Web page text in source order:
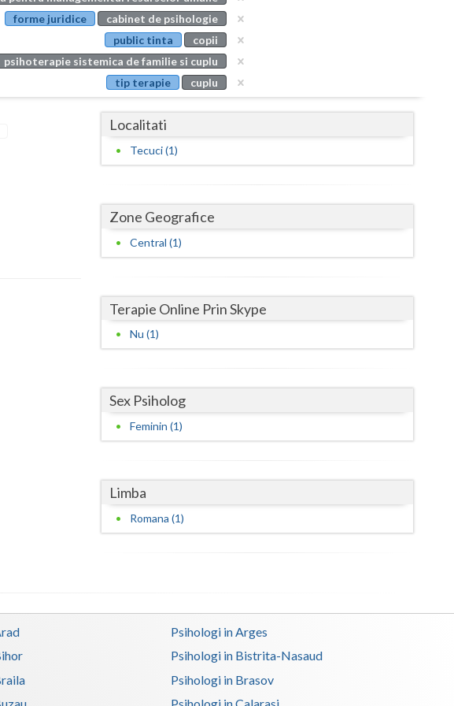
Buzau
Calarasi
Caras-Severin
Covasna
Dolj
Galati
Giurgiu
Gorj
Hunedoara
Ilfov
Olt
Salaj
forme juridice
cabinet de psihologie
public tinta
copii
psihoterapie sistemica de familie si cuplu
tip terapie
cuplu
Localitati
Tecuci (1)
Zone Geografice
Central (1)
Terapie Online Prin Skype
Nu (1)
Sex Psiholog
Feminin (1)
Limba
Romana (1)
Psihologi in Arges
Psihologi in Bistrita-Nasaud
Psihologi in Brasov